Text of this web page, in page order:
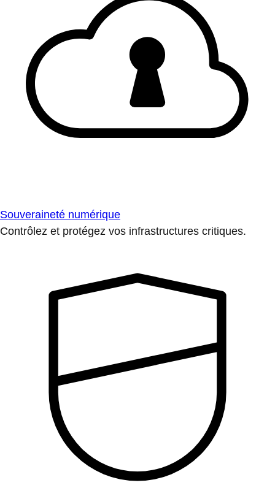
Souveraineté numérique
Contrôlez et protégez vos infrastructures critiques.